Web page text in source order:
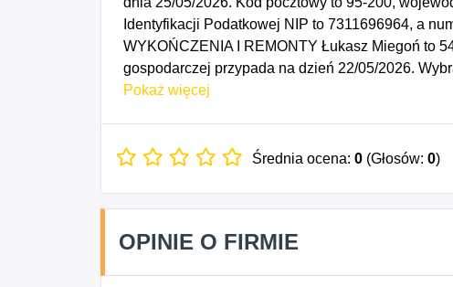
Identyfikacji Podatkowej NIP to 7311696964, a
WYKOŃCZENIA I REMONTY Łukasz Miegoń to
gospodarczej przypada na dzień 22/05/2026.
obiektów budowlanych, 4331Z - Tynkowanie,
- Pozostałe sprzątanie budynków i obiektów
Pokaż więcej
Średnia ocena: 0 (Głosów: 0)
OPINIE O FIRMIE